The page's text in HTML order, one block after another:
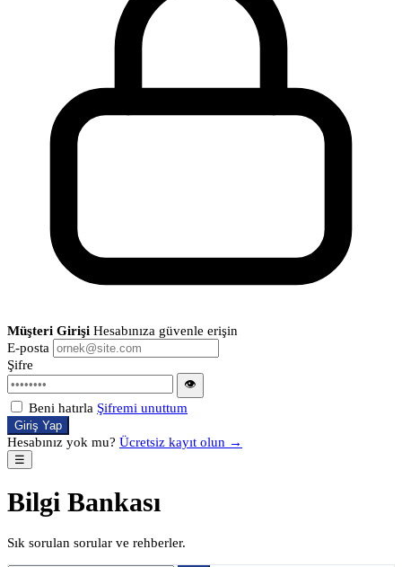
Müşteri Girişi Hesabınıza güvenle erişin
E-posta
Şifre
👁
Beni hatırla Şifremi unuttum
Giriş Yap
Hesabınız yok mu? Ücretsiz kayıt olun →
☰
Bilgi Bankası
Sık sorulan sorular ve rehberler.